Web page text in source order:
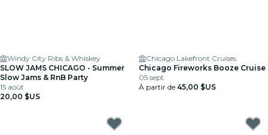
Windy City Ribs & Whiskey
SLOW JAMS CHICAGO - Summer
Slow Jams & RnB Party
15 août
20,00 $US
Chicago Lakefront Cruises
Chicago Fireworks Booze Cruise
05 sept.
À partir de 45,00 $US